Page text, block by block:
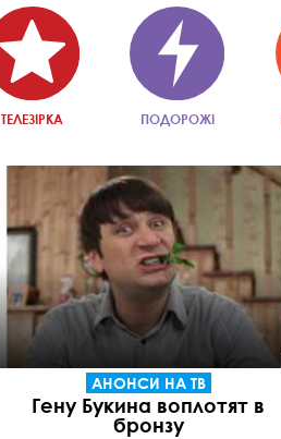
ТЕЛЕЗІРКА ПОДОРОЖІ
АНОНСИ НА ТВ
Гену Букина воплотят в
бронзу